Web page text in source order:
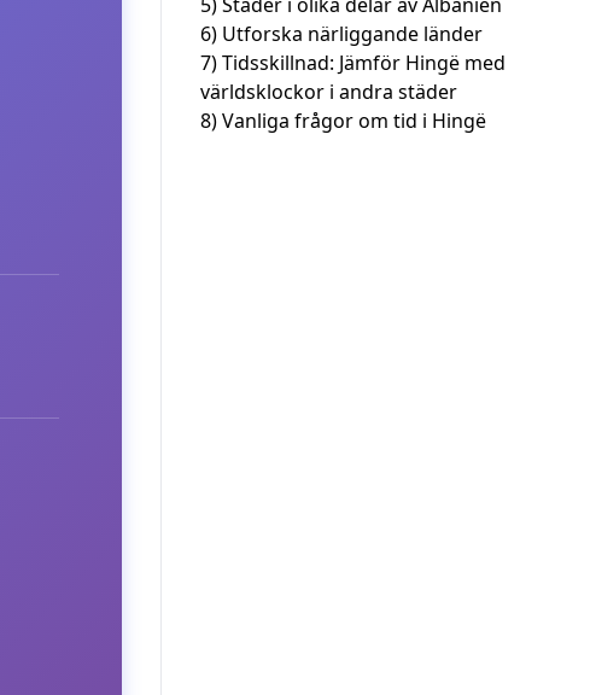
6) Utforska närliggande länder
7)Tidsskillnad: Jämför Hingë med
världsklockor i andra städer
8)Vanliga frågor om tid i Hingë